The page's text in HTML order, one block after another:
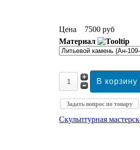
Цена
7500 руб
Материал
Задать вопрос по товару
Скульптурная